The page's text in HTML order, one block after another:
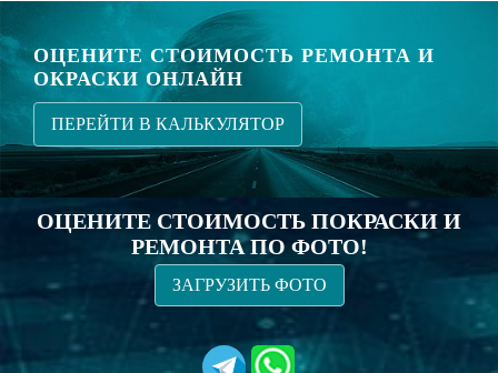
ОЦЕНИТЕ СТОИМОСТЬ РЕМОНТА И
ОКРАСКИ ОНЛАЙН
ПЕРЕЙТИ В КАЛЬКУЛЯТОР
ОЦЕНИТЕ СТОИМОСТЬ ПОКРАСКИ И
РЕМОНТА ПО ФОТО!
ЗАГРУЗИТЬ ФОТО